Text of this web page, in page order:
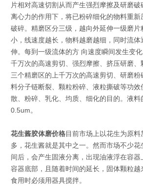
片相对高速切割从而产生强烈摩擦及研磨破
离心力的作用下，将已粉碎细化的物料重
破碎。精磨区分三级，越向外延伸一级磨片
小，线速度越长，物料越磨越细，同时流体
伸。每到一级流体的方 向速度瞬间发生变
千万次的高速剪切、强烈摩擦、挤压研磨、
三个精磨区的上千万次的高速剪切、研磨
料分子链断裂、颗粒粉碎、液粒撕破等功效
散、粉碎、乳化、均质、细化的目的。液料
0.5um。
花生酱胶体磨价格目前市场上以花生为原
多，花生酱就是其中之一。然而市场不少
间后，会产生固液分离，出现油液浮在容
容器底部，且随着时间的延长，固体颗粒
食用时必须用器具搅拌。